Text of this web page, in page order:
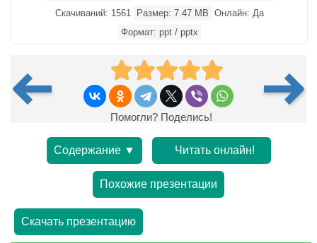
Скачиваний: 1561
Размер: 7.47 MB Онлайн: Да
Формат: ppt / pptx
Помогли? Поделись!
Содержание ▼ Читать онлайн!
Похожие презентации
Скачать презентацию